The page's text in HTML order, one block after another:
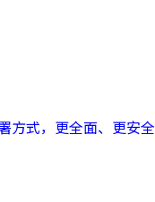
方式，更全面、更安全